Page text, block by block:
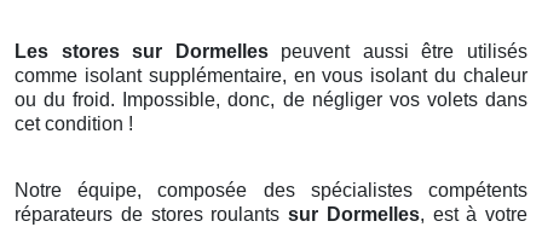
Les stores sur Dormelles peuvent aussi être utilisés
comme isolant supplémentaire, en vous isolant du chaleur
ou du froid. Impossible, donc, de négliger vos volets dans
cet condition !
Notre équipe, composée des spécialistes compétents
réparateurs de stores roulants sur Dormelles, est à votre